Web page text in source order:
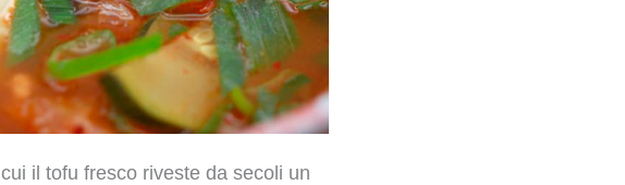
il tofu fresco riveste da secoli un